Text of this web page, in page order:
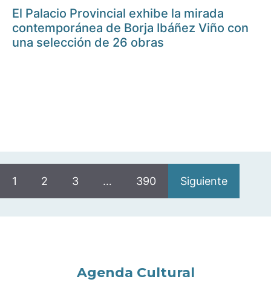
El Palacio Provincial exhibe la mirada
contemporánea de Borja Ibáñez Viño con
una selección de 26 obras
1 2 3 … 390 Siguiente
Agenda Cultural